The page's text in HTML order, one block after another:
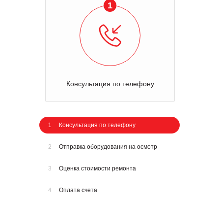
2
Отправка оборудования на осмотр
1 Консультация по телефону
2 Отправка оборудования на осмотр
3 Оценка стоимости ремонта
4 Оплата счета